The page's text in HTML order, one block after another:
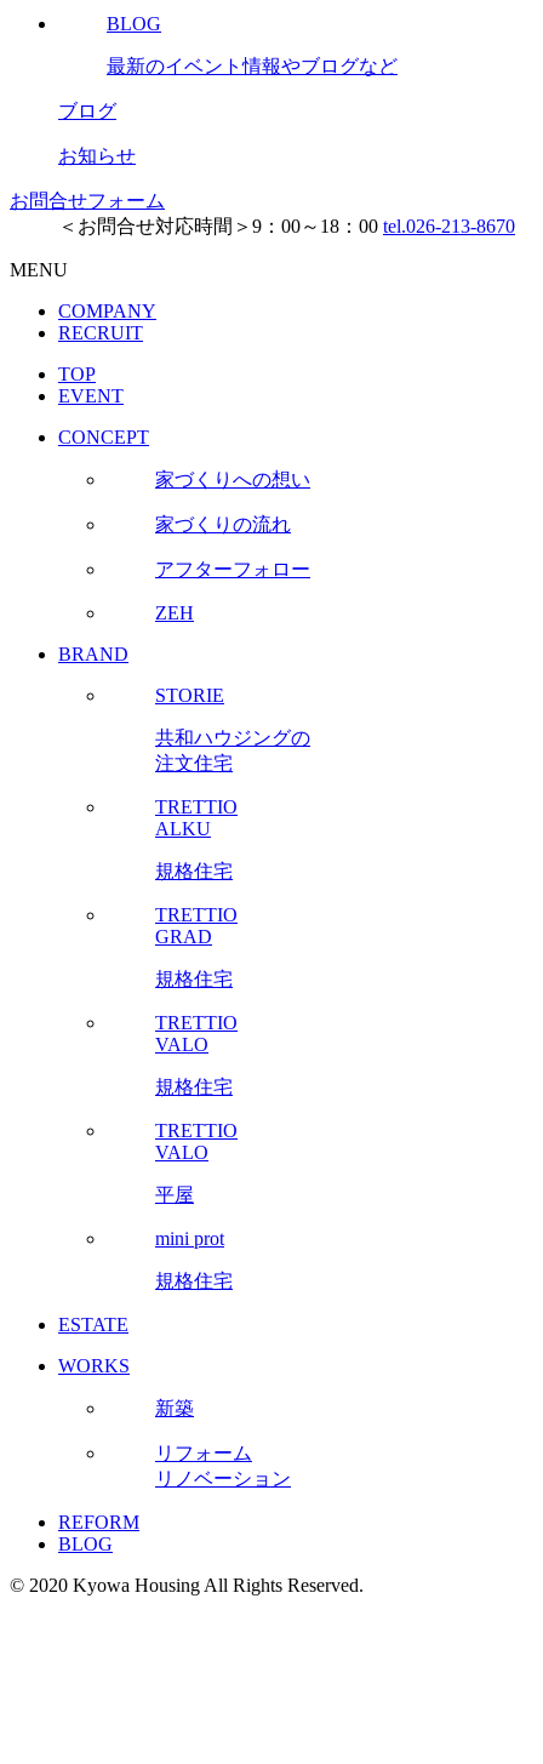
BLOG
最新のイベント情報やブログなど
ブログ
お知らせ
お問合せフォーム
＜お問合せ対応時間＞9：00～18：00 tel.026-213-8670
MENU
COMPANY
RECRUIT
TOP
EVENT
CONCEPT
家づくりへの想い
家づくりの流れ
アフターフォロー
ZEH
BRAND
STORIE
共和ハウジングの
注文住宅
TRETTIO
ALKU
規格住宅
TRETTIO
GRAD
規格住宅
TRETTIO
VALO
規格住宅
TRETTIO
VALO
平屋
mini prot
規格住宅
ESTATE
WORKS
新築
リフォーム
リノベーション
REFORM
BLOG
© 2020 Kyowa Housing All Rights Reserved.